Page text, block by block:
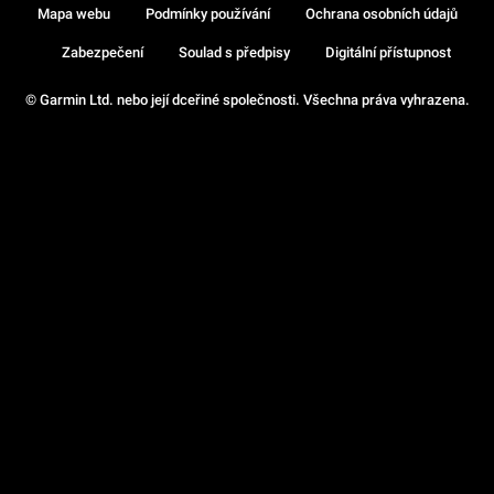
© Garmin Ltd. nebo její dceřiné společnosti. Všechna práva vyhrazena.
Mapa webu Podmínky používání Ochrana osobních údajů
Zabezpečení Soulad s předpisy Digitální přístupnost